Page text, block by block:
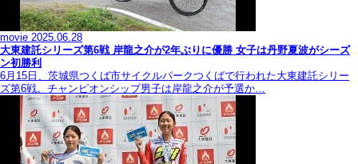
movie 2025.06.28
大東建託シリーズ第6戦 岸龍之介が2年ぶりに優勝 女子は丹野夏波がシーズ
ン初勝利
6月15日、茨城県つくば市サイクルパークつくばで行われた大東建託シリー
ズ第6戦。チャンピオンシップ男子は岸龍之介が予選か…